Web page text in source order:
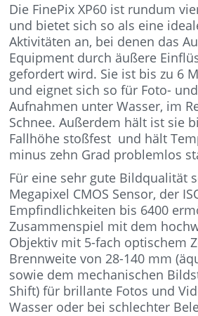
Die FinePix XP60 ist rundum
und bietet sich so als eine
Aktivitäten an, bei denen das
Equipment durch äußere
gefordert wird. Sie ist bis zu 6
und eignet sich so für Foto-
Aufnahmen unter Wasser, im
Schnee. Außerdem hält ist sie
Fallhöhe stoßfest und hält
minus zehn Grad problemlos
Für eine sehr gute Bildqualität
Megapixel CMOS Sensor, der
Empfindlichkeiten bis 6400
Zusammenspiel mit dem
Objektiv mit 5-fach optischem
Brennweite von 28-140 mm
sowie dem mechanischen
Shift) für brillante Fotos und
Wasser oder bei schlechter